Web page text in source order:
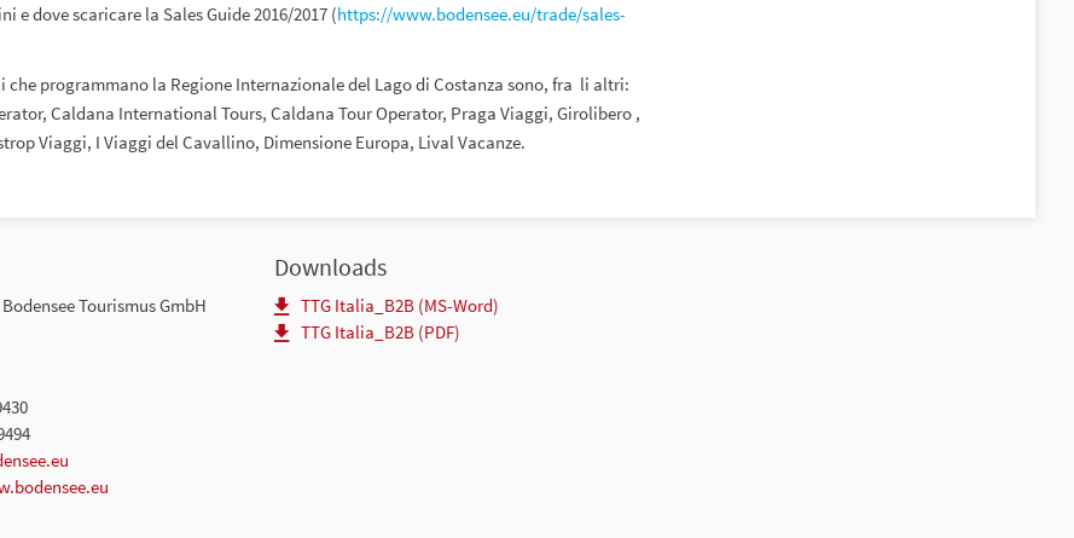
e dove scaricare la Sales Guide 2016/2017 (https://www.bodensee.eu/trade/sales-
programmano la Regione Internazionale del Lago di Costanza sono, fra li altri:
Caldana International Tours, Caldana Tour Operator, Praga Viaggi, Girolibero ,
Viaggi, I Viaggi del Cavallino, Dimensione Europa, Lival Vacanze.
Tourismus GmbH
Downloads
TTG Italia_B2B (MS-Word)
TTG Italia_B2B (PDF)